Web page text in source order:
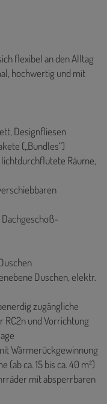
flexibel an den Alltag
hochwertig und mit
Designfliesen
(„Bundles“)
Räume,
Duschen, elektr.
zugängliche
und Vorrichtung
Wärmerückgewinnung
ca. 15 bis ca. 40 m²)
mit absperrbaren